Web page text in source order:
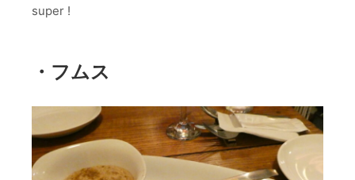
super !
・フムス